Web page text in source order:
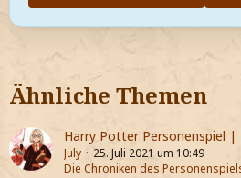
Ähnliche Themen
Harry Potter Personenspiel |
July
25. Juli 2021 um 10:49
Die Chroniken des